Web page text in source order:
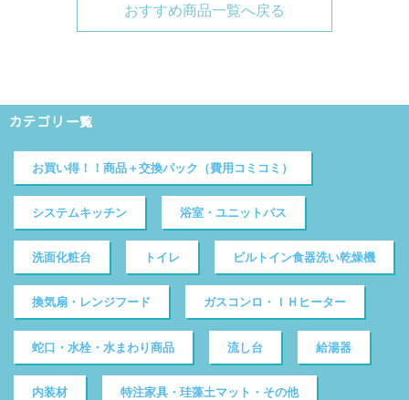
おすすめ商品一覧へ戻る
カテゴリ一覧
お買い得！！商品＋交換パック（費用コミコミ）
システムキッチン 浴室・ユニットバス
洗面化粧台 トイレ ビルトイン食器洗い乾燥機
換気扇・レンジフード ガスコンロ・ＩＨヒーター
蛇口・水栓・水まわり商品 流し台 給湯器
内装材 特注家具・珪藻土マット・その他